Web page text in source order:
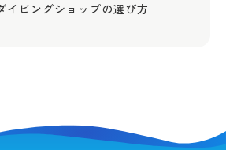
イビングショップの選び方